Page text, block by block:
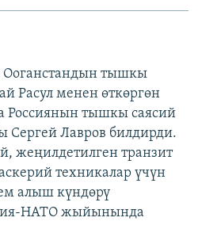
Ооганстандын тышкы
Расул менен өткөргөн
тышкы саясий
Лавров билдирди.
жеңилдетилген транзит
техникалар үчүн
алыш күндөрү
НАТО жыйынында